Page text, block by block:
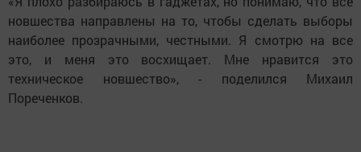
новшества направлены на то, чтобы сделать выборы
наиболее прозрачными, честными. Я смотрю на все
это, и меня это восхищает. Мне нравится это
техническое новшество», - поделился Михаил
Пореченков.